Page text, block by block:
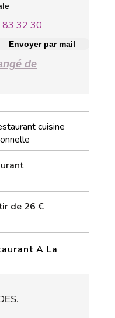
32 30
Envoyer par mail
de
cuisine
de 26 €
A La